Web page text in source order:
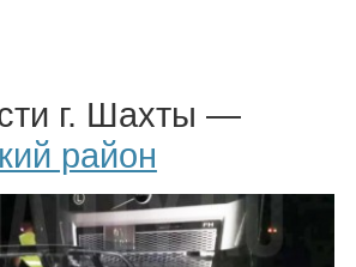
Афиша
Объявления
г. Шахты —
район